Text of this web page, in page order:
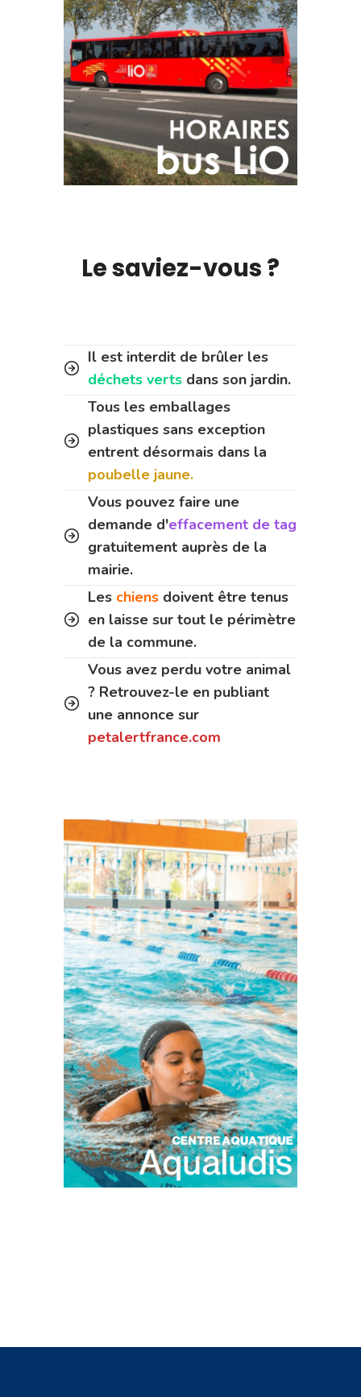
Le saviez-vous ?
Il est interdit de brûler les
déchets verts dans son jardin.
Tous les emballages
plastiques sans exception
entrent désormais dans la
poubelle jaune.
Vous pouvez faire une
demande d'effacement de tag
gratuitement auprès de la
mairie.
Les chiens doivent être tenus
en laisse sur tout le périmètre
de la commune.
Vous avez perdu votre animal
? Retrouvez-le en publiant
une annonce sur
petalertfrance.com